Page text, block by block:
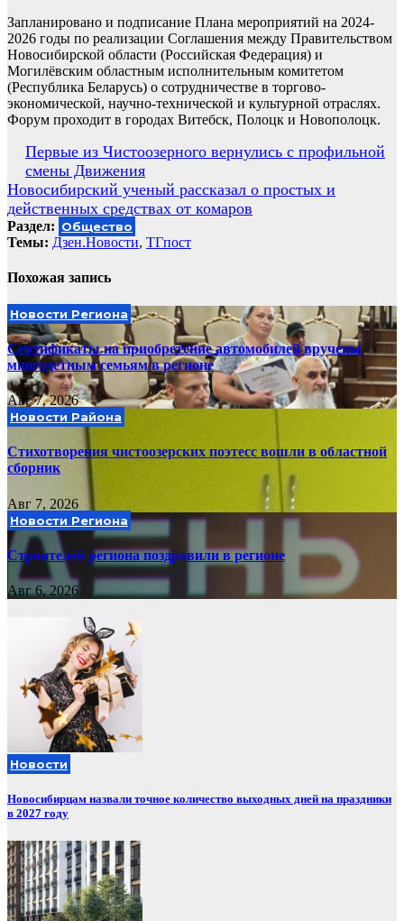
Запланировано и подписание Плана мероприятий на 2024-
2026 годы по реализации Соглашения между Правительством
Новосибирской области (Российская Федерация) и
Могилёвским областным исполнительным комитетом
(Республика Беларусь) о сотрудничестве в торгово-
экономической, научно-технической и культурной отраслях.
Форум проходит в городах Витебск, Полоцк и Новополоцк.
Навигация
по
записям
Первые из Чистоозерного вернулись с профильной
смены Движения
Новосибирский ученый рассказал о простых и
действенных средствах от комаров
Раздел: Общество
Темы: Дзен.Новости, ТГпост
Похожая запись
Новости Региона
Сертификаты на приобретение автомобилей вручены
многодетным семьям в регионе
Авг 7, 2026
Новости Района
Стихотворения чистоозерских поэтесс вошли в областной
сборник
Авг 7, 2026
Новости Региона
Строителей региона поздравили в регионе
Авг 6, 2026
Новости
Новосибирцам назвали точное количество выходных дней на праздники
в 2027 году